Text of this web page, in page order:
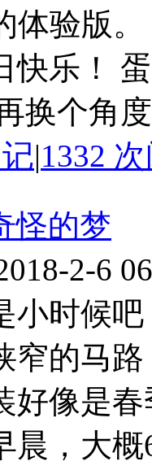
体验版
快乐！
换个角
|1332
怪的梦
2-6
小时候
窄的马
好像是
晨，大